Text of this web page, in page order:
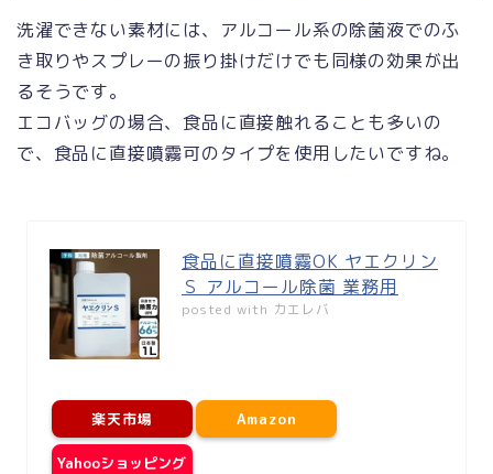
洗濯できない素材には、アルコール系の除菌液でのふ
き取りやスプレーの振り掛けだけでも同様の効果が出
るそうです。
エコバッグの場合、食品に直接触れることも多いの
で、食品に直接噴霧可のタイプを使用したいですね。
食品に直接噴霧OK ヤエクリン
Ｓ アルコール除菌 業務用
posted with カエレバ
楽天市場 Amazon
Yahooショッピング